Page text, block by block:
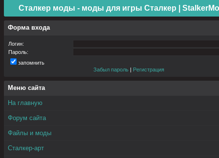
Сталкер моды - моды для игры Сталкер |
Форма входа
Логин:
Пароль:
запомнить
Забыл пароль | Регистрация
Меню сайта
На главную
Форум сайта
Файлы и моды
Сталкер-арт